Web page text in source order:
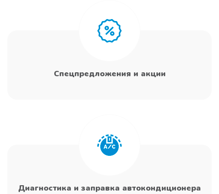
Спецпредложения и акции
Диагностика и заправка автокондиционера